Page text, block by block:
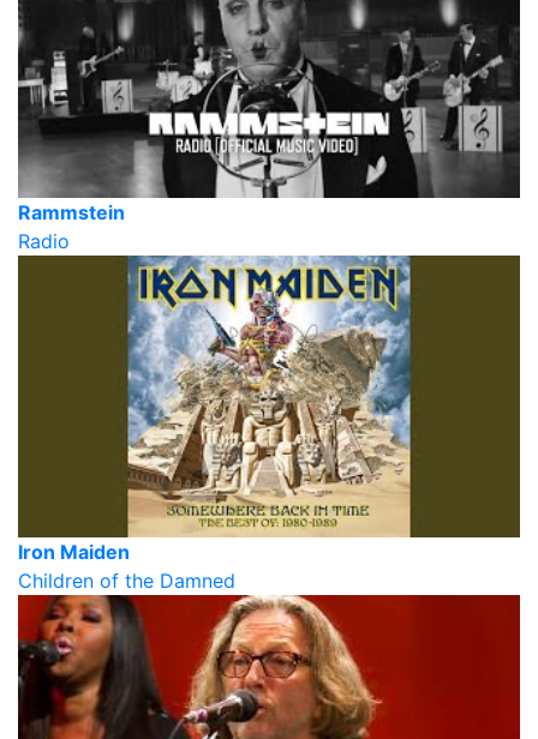
Rammstein
Radio
Iron Maiden
Children of the Damned